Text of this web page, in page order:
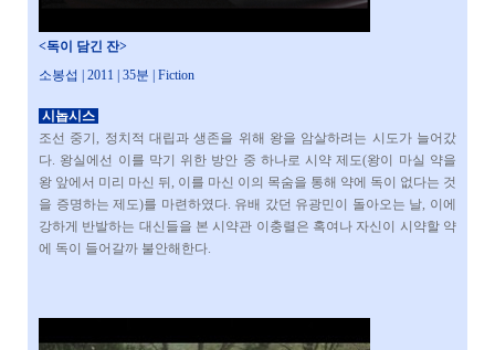
<독이 담긴 잔>
소봉섭 | 2011 | 35분 | Fiction
시놉시스
조선 중기, 정치적 대립과 생존을 위해 왕을 암살하려는 시도가 늘어갔
다. 왕실에선 이를 막기 위한 방안 중 하나로 시약 제도(왕이 마실 약을
왕 앞에서 미리 마신 뒤, 이를 마신 이의 목숨을 통해 약에 독이 없다는 것
을 증명하는 제도)를 마련하였다. 유배 갔던 유광민이 돌아오는 날, 이에
강하게 반발하는 대신들을 본 시약관 이충렬은 혹여나 자신이 시약할 약
에 독이 들어갈까 불안해한다.